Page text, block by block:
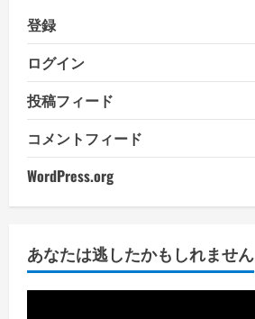
登録
ログイン
投稿フィード
コメントフィード
WordPress.org
あなたは逃したかもしれません